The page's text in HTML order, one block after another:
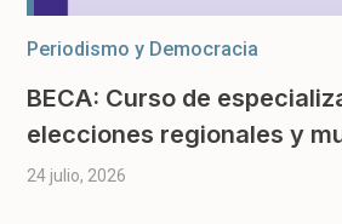
Periodismo y Democracia
BECA: Curso de
elecciones regionales y
24 julio, 2026